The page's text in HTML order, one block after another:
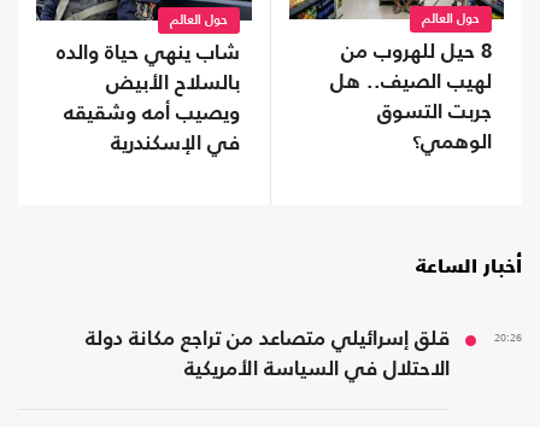
حول العالم
8 حيل للهروب من
لهيب الصيف.. هل
جربت التسوق
الوهمي؟
حول العالم
شاب ينهي حياة والده
بالسلاح الأبيض
ويصيب أمه وشقيقه
في الإسكندرية
أخبار الساعة
20:26
قلق إسرائيلي متصاعد من تراجع مكانة دولة
الاحتلال في السياسة الأمريكية